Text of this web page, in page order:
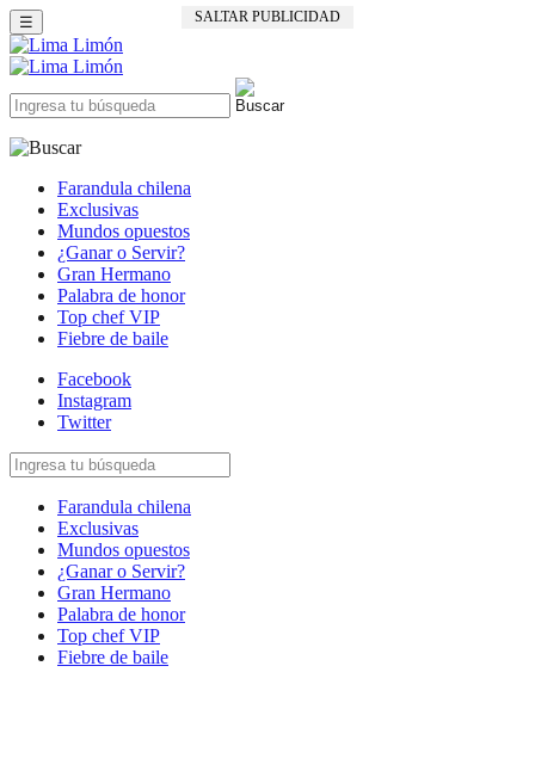
SALTAR PUBLICIDAD
☰
Farandula chilena
Exclusivas
Mundos opuestos
¿Ganar o Servir?
Gran Hermano
Palabra de honor
Top chef VIP
Fiebre de baile
Facebook
Instagram
Twitter
Farandula chilena
Exclusivas
Mundos opuestos
¿Ganar o Servir?
Gran Hermano
Palabra de honor
Top chef VIP
Fiebre de baile